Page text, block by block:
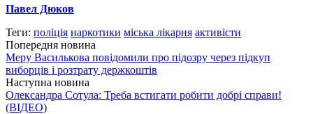
Павел Дюков
Теги: поліція наркотики міська лікарня активісти
Попередня новина
Меру Василькова повідомили про підозру через підкуп
виборців і розтрату держкоштів
Наступна новина
Олександра Сотула: Треба встигати робити добрі справи!
(ВІДЕО)